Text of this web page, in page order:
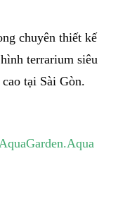
chuyên thiết kế
terrarium siêu
tại Sài Gòn.